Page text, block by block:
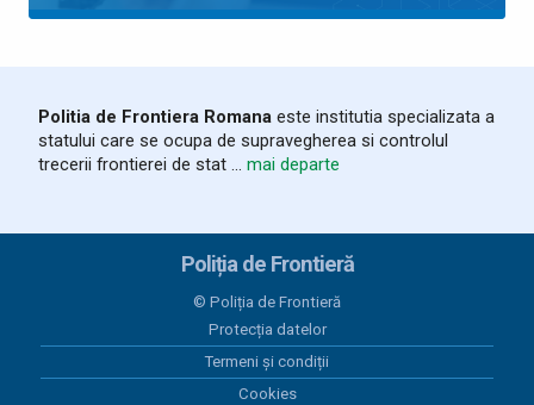
Politia de Frontiera Romana este institutia specializata a
statului care se ocupa de supravegherea si controlul
trecerii frontierei de stat ... mai departe
Poliția de Frontieră
© Poliția de Frontieră
Protecția datelor
Termeni și condiții
Cookies